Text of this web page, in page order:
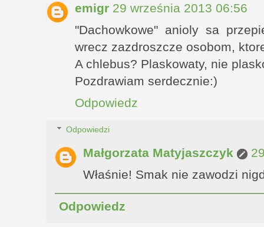
emigr 29 września 2013 06:56
"Dachowkowe" anioly sa
wrecz zazdroszcze osobom,
A chlebus? Plaskowaty, nie
Pozdrawiam serdecznie:)
Odpowiedz
Odpowiedzi
Małgorzata Matyjaszczyk
Właśnie! Smak nie zawodzi
Odpowiedz